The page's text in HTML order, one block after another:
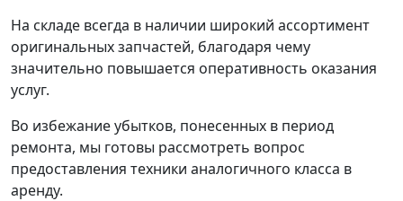
На складе всегда в наличии широкий ассортимент
оригинальных запчастей, благодаря чему
значительно повышается оперативность оказания
услуг.
Во избежание убытков, понесенных в период
ремонта, мы готовы рассмотреть вопрос
предоставления техники аналогичного класса в
аренду.